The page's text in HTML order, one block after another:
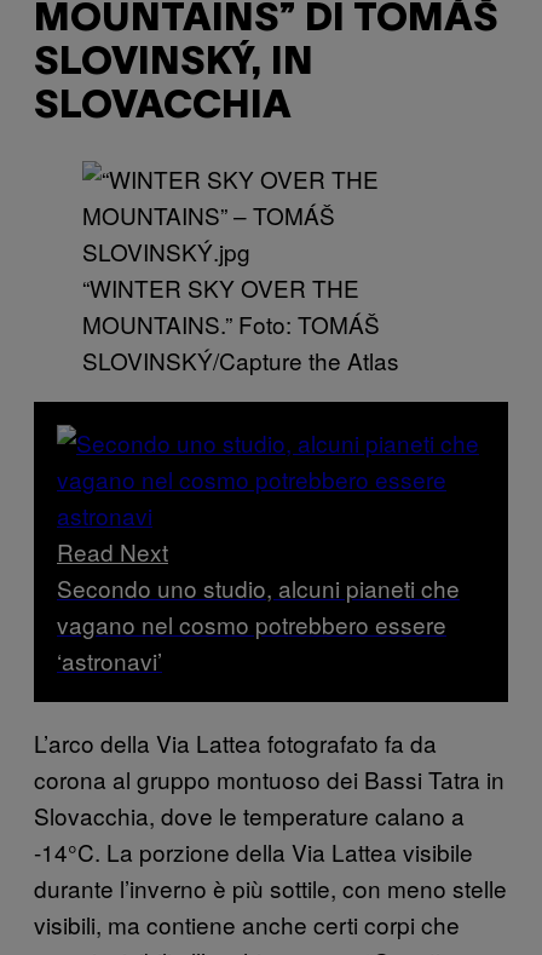
MOUNTAINS” DI TOMÁŠ
SLOVINSKÝ, IN
SLOVACCHIA
​“WINTER SKY OVER THE
MOUNTAINS.” Foto: TOMÁŠ
SLOVINSKÝ/Capture the Atlas ​​
Read Next
Secondo uno studio, alcuni pianeti che
vagano nel cosmo potrebbero essere
‘astronavi’
L’arco della Via Lattea fotografato fa da
corona al gruppo montuoso dei Bassi Tatra in
Slovacchia, dove le temperature calano a
-14°C. La porzione della Via Lattea visibile
durante l’inverno è più sottile, con meno stelle
visibili, ma contiene anche certi corpi che